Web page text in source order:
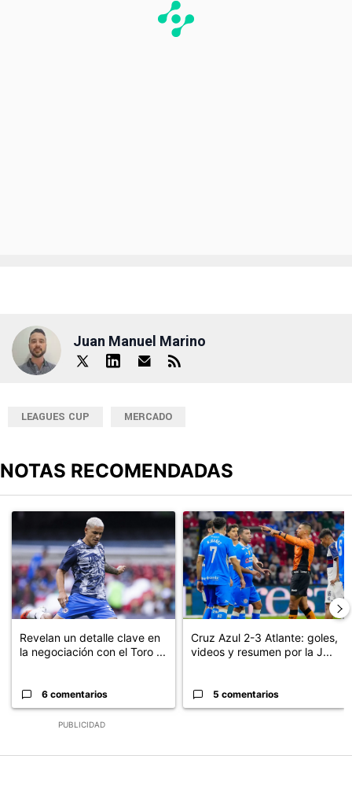
Juan Manuel Marino
LEAGUES CUP MERCADO
NOTAS RECOMENDADAS
PUBLICIDAD
Un artículo de tendencia con el título "Revelan un detalle clave
Revelan un detalle clave en
la negociación con el Toro ...
6 comentarios
Un artículo de tendencia con el
Cruz Azul 2-3 Atlante: goles,
videos y resumen por la J...
5 comentarios